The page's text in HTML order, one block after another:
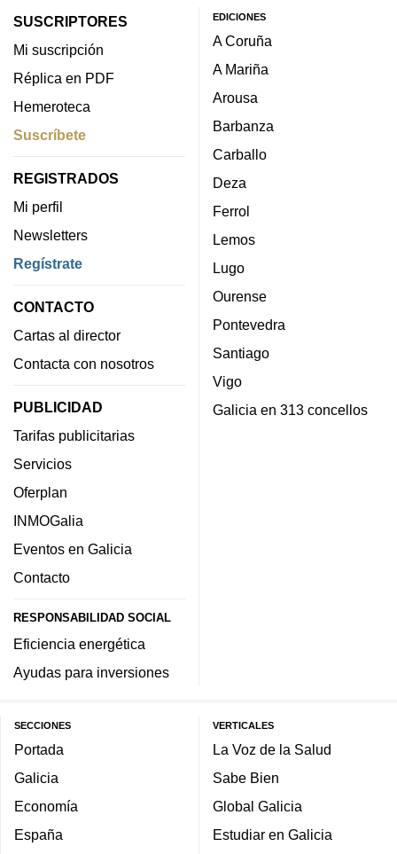
SUSCRIPTORES
Mi suscripción
Réplica en PDF
Hemeroteca
Suscríbete
REGISTRADOS
Mi perfil
Newsletters
Regístrate
CONTACTO
Cartas al director
Contacta con nosotros
PUBLICIDAD
Tarifas publicitarias
Servicios
Oferplan
INMOGalia
Eventos en Galicia
Contacto
RESPONSABILIDAD SOCIAL
Eficiencia energética
Ayudas para inversiones
EDICIONES
A Coruña
A Mariña
Arousa
Barbanza
Carballo
Deza
Ferrol
Lemos
Lugo
Ourense
Pontevedra
Santiago
Vigo
Galicia en 313 concellos
SECCIONES
Portada
Galicia
Economía
España
VERTICALES
La Voz de la Salud
Sabe Bien
Global Galicia
Estudiar en Galicia